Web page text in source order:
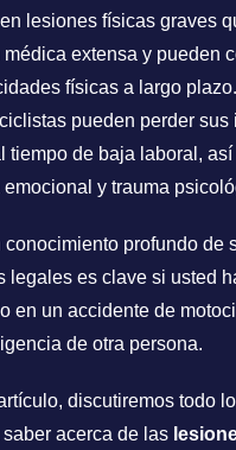
lesiones físicas graves
extensa y pueden
físicas a largo
pueden perder sus
tiempo de baja laboral,
y trauma
conocimiento profundo de
legales es clave si usted
en un accidente de
de otra persona.
discutiremos todo
acerca de las